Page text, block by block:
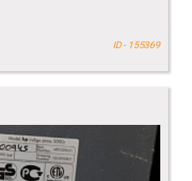
ID - 155369